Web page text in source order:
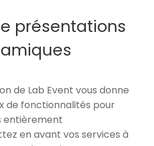
présentations
de Lab Event vous donne
de fonctionnalités pour
entièrement
en avant vos services à